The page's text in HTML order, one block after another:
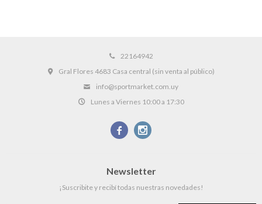
22164942
Gral Flores 4683 Casa central (sin venta al público)
info@sportmarket.com.uy
Lunes a Viernes 10:00 a 17:30
 
Newsletter
¡Suscribite y recibí todas nuestras novedades!